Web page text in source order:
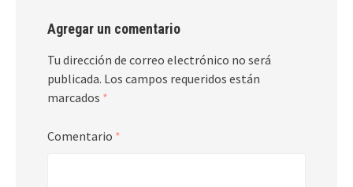
Agregar un comentario
Tu dirección de correo electrónico no será
publicada. Los campos requeridos están
marcados *
Comentario *